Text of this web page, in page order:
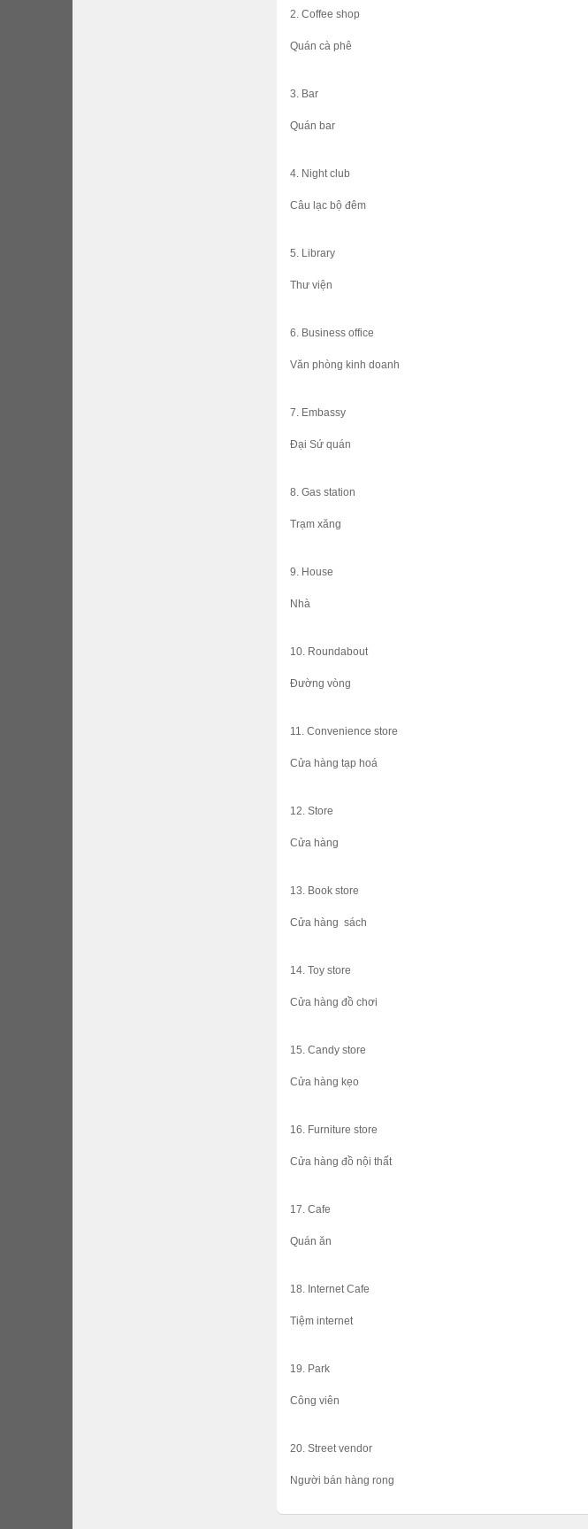
2. Coffee shop
Quán cà phê
3. Bar
Quán bar
4. Night club
Câu lạc bộ đêm
5. Library
Thư viện
6. Business office
Văn phòng kinh doanh
7. Embassy
Đại Sứ quán
8. Gas station
Trạm xăng
9. House
Nhà
10. Roundabout
Đường vòng
11. Convenience store
Cửa hàng tạp hoá
12. Store
Cửa hàng
13. Book store
Cửa hàng sách
14. Toy store
Cửa hàng đồ chơi
15. Candy store
Cửa hàng kẹo
16. Furniture store
Cửa hàng đồ nội thất
17. Cafe
Quán ăn
18. Internet Cafe
Tiệm internet
19. Park
Công viên
20. Street vendor
Người bán hàng rong